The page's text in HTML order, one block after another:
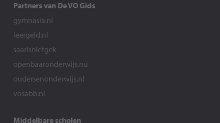
Partners van De VO Gids
gymnasia.nl
leergeld.nl
saarisnietgek
openbaaronderwijs.nu
oudersenonderwijs.nl
vosabb.nl
Middelbare scholen